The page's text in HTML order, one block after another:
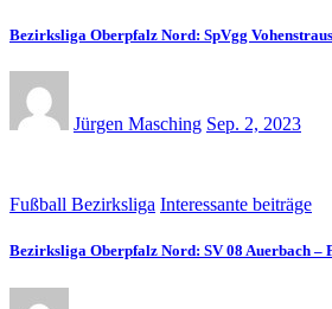
Bezirksliga Oberpfalz Nord: SpVgg
Jürgen Masching Sep. 2, 2023
Fußball Bezirksliga Interessante beiträge
Bezirksliga Oberpfalz Nord: SV 08 Auerbach –